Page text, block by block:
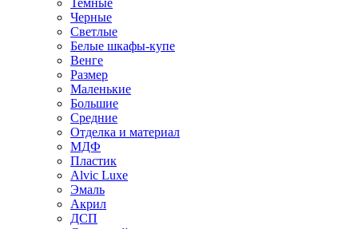
Темные
Черные
Светлые
Белые шкафы-купе
Венге
Размер
Маленькие
Большие
Средние
Отделка и материал
МДФ
Пластик
Alvic Luxe
Эмаль
Акрил
ДСП